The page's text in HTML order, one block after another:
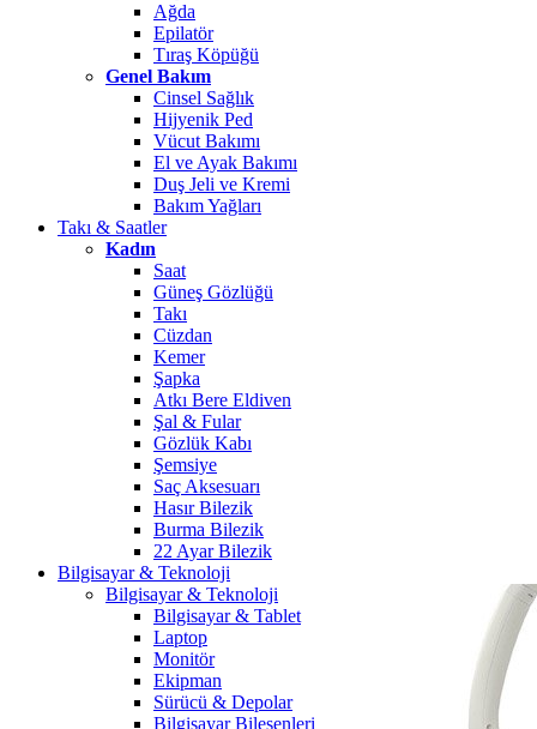
Ağda
Epilatör
Tıraş Köpüğü
Genel Bakım
Cinsel Sağlık
Hijyenik Ped
Vücut Bakımı
El ve Ayak Bakımı
Duş Jeli ve Kremi
Bakım Yağları
Takı & Saatler
Kadın
Saat
Güneş Gözlüğü
Takı
Cüzdan
Kemer
Şapka
Atkı Bere Eldiven
Şal & Fular
Gözlük Kabı
Şemsiye
Saç Aksesuarı
Hasır Bilezik
Burma Bilezik
22 Ayar Bilezik
Bilgisayar & Teknoloji
Bilgisayar & Teknoloji
Bilgisayar & Tablet
Laptop
Monitör
Ekipman
Sürücü & Depolar
Bilgisayar Bileşenleri